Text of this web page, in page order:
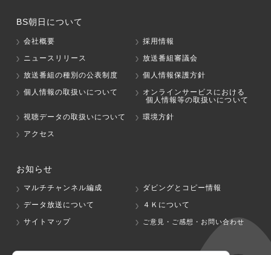
BS朝日について
会社概要
採用情報
ニュースリリース
放送番組審議会
放送番組の種別の公表制度
個人情報保護方針
個人情報の取扱いについて
オンラインサービスにおける
個人情報等の取扱いについて
視聴データの取扱いについて
環境方針
アクセス
お知らせ
マルチチャンネル編成
ダビングとコピー情報
データ放送について
４Ｋについて
サイトマップ
ご意見・ご感想・お問い合わせ